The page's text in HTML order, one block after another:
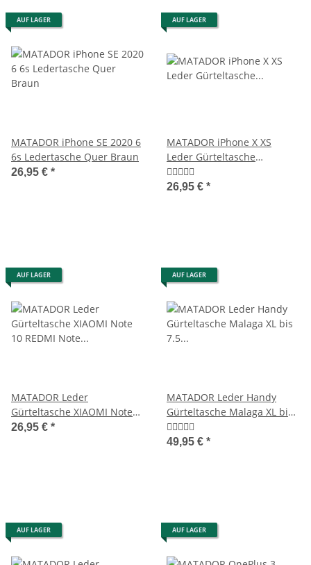
AUF LAGER
MATADOR iPhone SE 2020 6
6s Ledertasche Quer Braun
26,95 € *
AUF LAGER
MATADOR iPhone X XS
Leder Gürteltasche
Lederhülle Schwarz
26,95 € *
AUF LAGER
MATADOR Leder
Gürteltasche XIAOMI Note
10 REDMI Note 8 Pro Braun
26,95 € *
AUF LAGER
MATADOR Leder Handy
Gürteltasche Malaga XL bis
7.5 Zoll 5 Farben
49,95 € *
AUF LAGER AUF LAGER